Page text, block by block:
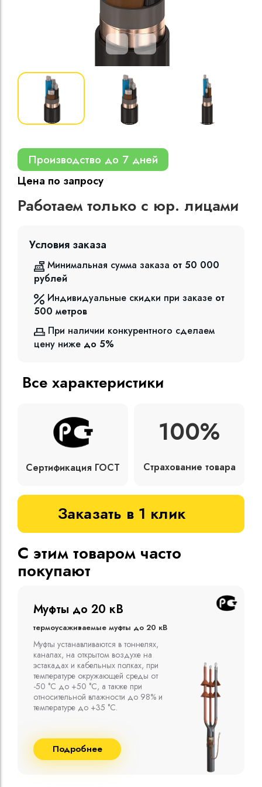
Кабели
изоляцией
Производство до 7 дней
Цена по запросу
Работаем только с юр. лицами
Условия заказа
Минимальная сумма заказа от 50 000
рублей
Индивидуальные скидки при заказе от
500 метров
При наличии конкурентного сделаем
цену ниже до 5%
Все характеристики
Сертификация ГОСТ
100%
Страхование товара
Заказать в 1 клик
С этим товаром часто
покупают
Муфты до 10 кВ
Термоусаживаемые муфты до 10 кВ
Компания ООО "Москабельторг"
предлагает, как соединительные
термоусаживаемые муфты на кабель
напряжением до 10 кВ с изоляцией
из маслопропитанной бумаги и
сшитого полиэтилена собственного
производства
Подробнее